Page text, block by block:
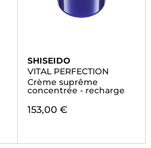
SHISEIDO
VITAL PERFECTION
Crème suprême
concentrée - recharge
153,00 €